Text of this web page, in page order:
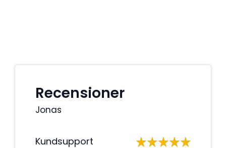
Recensioner
Jonas
Kundsupport